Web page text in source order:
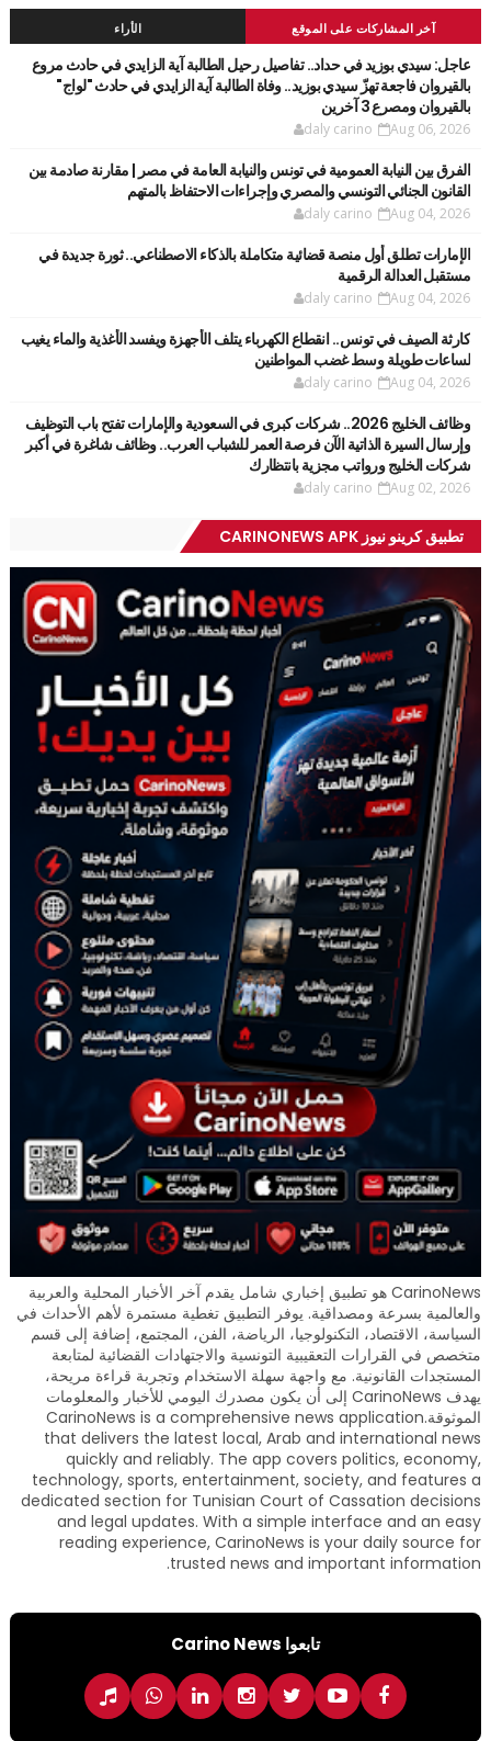
آخر المشاركات على الموقع الأراء
عاجل: سيدي بوزيد في حداد.. تفاصيل رحيل الطالبة آية الزايدي في حادث مروع
بالقيروان فاجعة تهزّ سيدي بوزيد.. وفاة الطالبة آية الزايدي في حادث "لواج"
بالقيروان ومصرع 3 آخرين
daly carino Aug 06, 2026
الفرق بين النيابة العمومية في تونس والنيابة العامة في مصر | مقارنة صادمة بين
القانون الجنائي التونسي والمصري وإجراءات الاحتفاظ بالمتهم
daly carino Aug 04, 2026
الإمارات تطلق أول منصة قضائية متكاملة بالذكاء الاصطناعي.. ثورة جديدة في
مستقبل العدالة الرقمية
daly carino Aug 04, 2026
كارثة الصيف في تونس.. انقطاع الكهرباء يتلف الأجهزة ويفسد الأغذية والماء يغيب
لساعات طويلة وسط غضب المواطنين
daly carino Aug 04, 2026
وظائف الخليج 2026.. شركات كبرى في السعودية والإمارات تفتح باب التوظيف
وإرسال السيرة الذاتية الآن فرصة العمر للشباب العرب.. وظائف شاغرة في أكبر
شركات الخليج ورواتب مجزية بانتظارك
daly carino Aug 02, 2026
تطبيق كرينو نيوز CARINONEWS APK
CarinoNews هو تطبيق إخباري شامل يقدم آخر الأخبار المحلية والعربية
والعالمية بسرعة ومصداقية. يوفر التطبيق تغطية مستمرة لأهم الأحداث في
السياسة، الاقتصاد، التكنولوجيا، الرياضة، الفن، المجتمع، إضافة إلى قسم
متخصص في القرارات التعقيبية التونسية والاجتهادات القضائية لمتابعة
المستجدات القانونية. مع واجهة سهلة الاستخدام وتجربة قراءة مريحة،
يهدف CarinoNews إلى أن يكون مصدرك اليومي للأخبار والمعلومات
الموثوقة.CarinoNews is a comprehensive news application
that delivers the latest local, Arab and international news
quickly and reliably. The app covers politics, economy,
technology, sports, entertainment, society, and features a
dedicated section for Tunisian Court of Cassation decisions
and legal updates. With a simple interface and an easy
reading experience, CarinoNews is your daily source for
trusted news and important information.
تابعوا Carino News